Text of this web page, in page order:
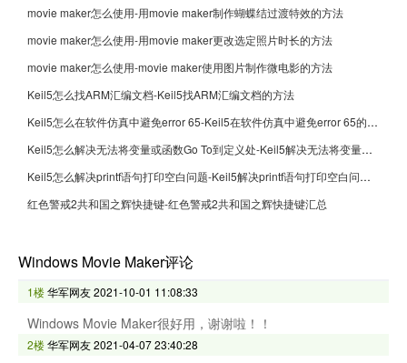
movie maker怎么使用-用movie maker制作蝴蝶结过渡特效的方法
movie maker怎么使用-用movie maker更改选定照片时长的方法
movie maker怎么使用-movie maker使用图片制作微电影的方法
Keil5怎么找ARM汇编文档-Keil5找ARM汇编文档的方法
Keil5怎么在软件仿真中避免error 65-Keil5在软件仿真中避免error 65的方法
Keil5怎么解决无法将变量或函数Go To到定义处-Keil5解决无法将变量或函数Go To到定义处的方法
Keil5怎么解决printf语句打印空白问题-Keil5解决printf语句打印空白问题的方法
红色警戒2共和国之辉快捷键-红色警戒2共和国之辉快捷键汇总
Windows Movie Maker评论
1楼华军网友2021-10-01 11:08:33
Windows Movie Maker很好用，谢谢啦！！
2楼华军网友2021-04-07 23:40:28